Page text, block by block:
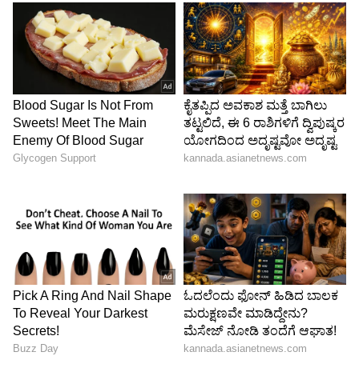
Image Credit :
ನೀರುಹಾವು ಚೆಕರ್ಡ್ ಕೀಲ್‌ಬ್ಯಾಕ್
ಚೆಕರ್ಡ್ ಕೀಲ್‌ಬ್ಯಾಕ್ ಹಾವುಗಳನ್ನು ಕರ್ನಾಟಕದಲ್ಲಿ
ಸಾಮಾನ್ಯವಾಗಿ 'ನೀರುಹಾವು' ಎಂದು ಕರೆಯುತ್ತಾರೆ. ಕೆರೆ,
ನದಿ, ಕಾಲುವೆ ಮತ್ತು ಜೌಗು ಪ್ರದೇಶಗಳ ಬಳಿ ಇವು ಹೆಚ್ಚಾಗಿ
ಕಾಣಸಿಗುತ್ತವೆ. ಇವು ವಿಷರಹಿತ ಹಾವುಗಳು. ಇವುಗಳ
ಮೈಮೇಲಿನ ವಿಶಿಷ್ಟವಾದ ಚೌಕಳಿ ವಿನ್ಯಾಸದಿಂದ (ಚೆಕರ್ಡ್
ಪ್ಯಾಟರ್ನ್) ಇವನ್ನು ಸುಲಭವಾಗಿ ಗುರುತಿಸಬಹುದು.